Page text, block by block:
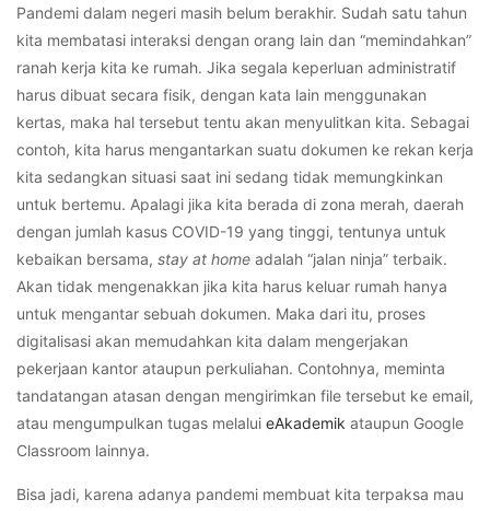
Pandemi dalam negeri masih belum berakhir. Sudah satu tahun
kita membatasi interaksi dengan orang lain dan “memindahkan”
ranah kerja kita ke rumah. Jika segala keperluan administratif
harus dibuat secara fisik, dengan kata lain menggunakan
kertas, maka hal tersebut tentu akan menyulitkan kita. Sebagai
contoh, kita harus mengantarkan suatu dokumen ke rekan kerja
kita sedangkan situasi saat ini sedang tidak memungkinkan
untuk bertemu. Apalagi jika kita berada di zona merah, daerah
dengan jumlah kasus COVID-19 yang tinggi, tentunya untuk
kebaikan bersama, stay at home adalah “jalan ninja” terbaik.
Akan tidak mengenakkan jika kita harus keluar rumah hanya
untuk mengantar sebuah dokumen. Maka dari itu, proses
digitalisasi akan memudahkan kita dalam mengerjakan
pekerjaan kantor ataupun perkuliahan. Contohnya, meminta
tandatangan atasan dengan mengirimkan file tersebut ke email,
atau mengumpulkan tugas melalui eAkademik ataupun Google
Classroom lainnya.
Bisa jadi, karena adanya pandemi membuat kita terpaksa mau